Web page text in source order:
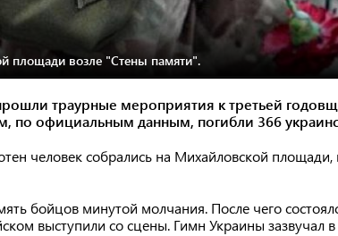
площади возле "Стены памяти".
траурные мероприятия к третьей
по официальным данным, погибли 366
человек собрались на Михайловской площади,
бойцов минутой молчания. После чего
выступили со сцены. Гимн Украины зазвучал